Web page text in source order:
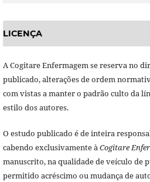
LICENÇA
A Cogitare Enfermagem se reserva no
publicado, alterações de ordem
com vistas a manter o padrão culto da
estilo dos autores.
O estudo publicado é de inteira
cabendo exclusivamente àCogitare
manuscrito, na qualidade de veículo de
permitido acréscimo ou mudança de